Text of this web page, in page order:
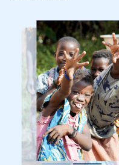
Imagen